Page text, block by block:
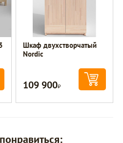
Шкаф двухстворчатый
Nordic
109 900Р